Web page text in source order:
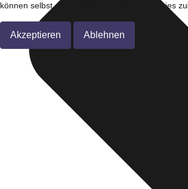
können selbst entscheiden, ob Sie die Cookies
Akzeptieren Ablehnen